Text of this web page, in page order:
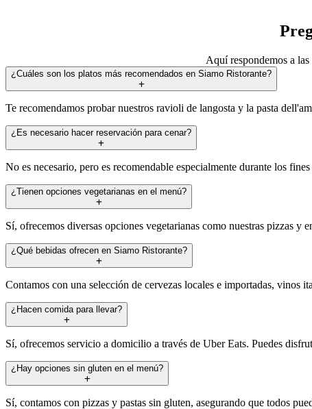
Aquí respondemos a
¿Cuáles son los platos más recomendados en Siamo Ristorante?
Te recomendamos probar nuestros ravioli de langosta y la pasta
¿Es necesario hacer reservación para cenar?
No es necesario, pero es recomendable especialmente durante los
¿Tienen opciones vegetarianas en el menú?
Sí, ofrecemos diversas opciones vegetarianas como nuestras pizzas y
¿Qué bebidas ofrecen en Siamo Ristorante?
Contamos con una selección de cervezas locales e importadas, vinos
¿Hacen comida para llevar?
Sí, ofrecemos servicio a domicilio a través de Uber Eats. Puedes
¿Hay opciones sin gluten en el menú?
Sí, contamos con pizzas y pastas sin gluten, asegurando que todos